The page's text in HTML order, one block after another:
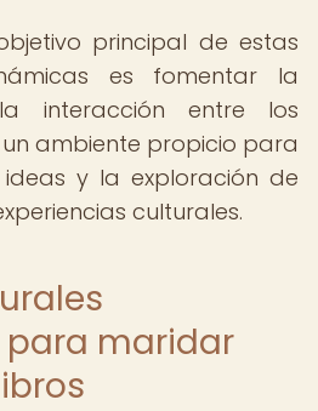
principal de estas
es fomentar la
interacción entre los
ambiente propicio para
y la exploración de
culturales.
maridar